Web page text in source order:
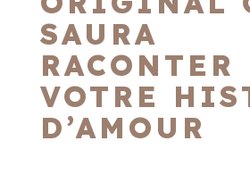
SAURA
RACONTER
VOTRE
D’AMOUR